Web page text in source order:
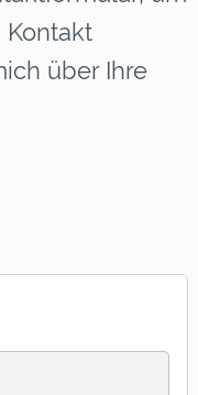
Kontakt
über Ihre